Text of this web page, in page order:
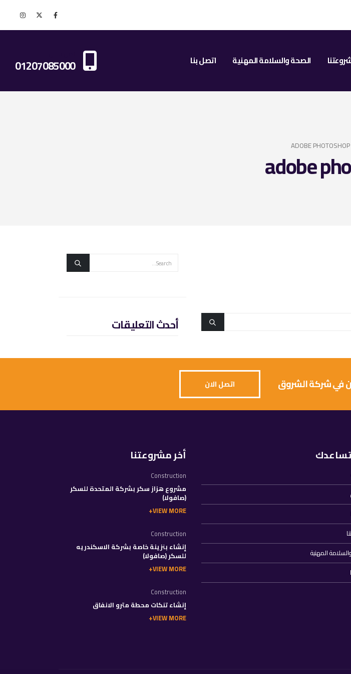
الصحة والسلامة المهنية اتصل بنا 01207085000
ADOBE PHOTOSHOP
adobe
أحدث التعليقات
اتصل الان
المهنية
أخر مشروعتنا
Construction
مشروع هزاز سكر بشركة المتحدة للسكر
(صافولا)
VIEW MORE
Construction
إنشاء بنزينة خاصة بشركة الاسكندريه
للسكر (صافولا)
VIEW MORE
Construction
إنشاء تنكات محطة مترو الانفاق
VIEW MORE